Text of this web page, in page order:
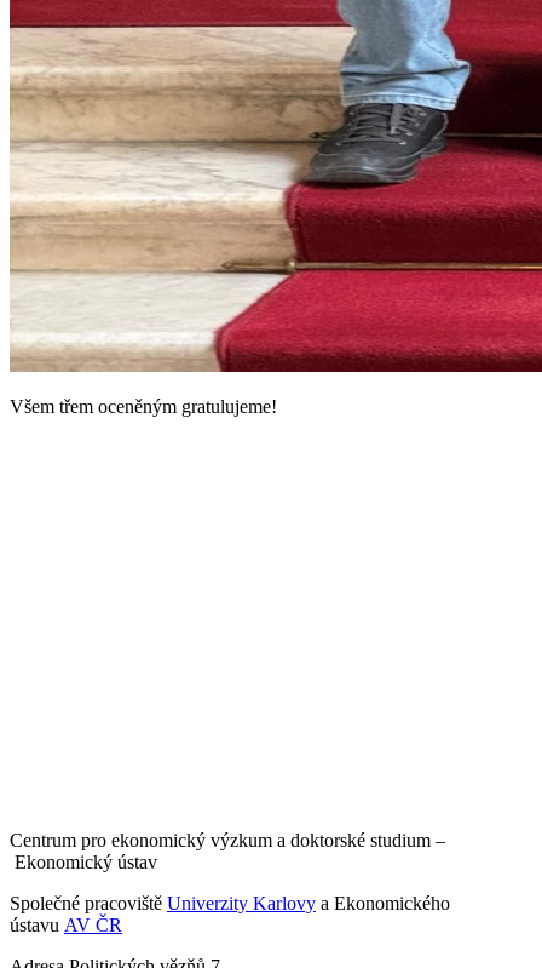
Všem třem oceněným gratulujeme!
Centrum pro ekonomický výzkum a doktorské studium –
Ekonomický ústav
Společné pracoviště Univerzity Karlovy a Ekonomického
ústavu AV ČR